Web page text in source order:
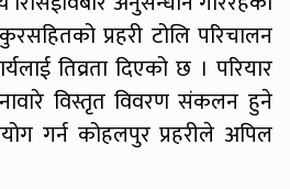
प्रहरी टोलि परिचालन
तिव्रता दिएको छ । परियार
विस्तृत विवरण संकलन हुने
गर्न कोहलपुर प्रहरीले अपिल